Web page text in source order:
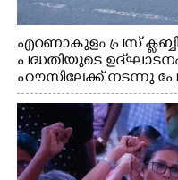
എറണാകുളം പ്രസ്
പദ്ധതിയുടെ ഉദ്‌ഘാടനം
ഹൗസിലേക്ക് നടന്നു